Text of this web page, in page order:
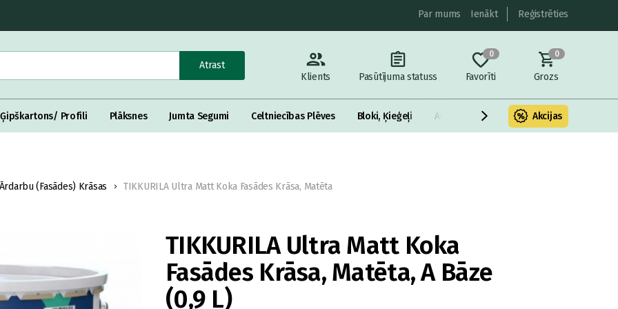
Par mums Ienākt Reģistrēties
Atrast
Klients
Pasūtījuma statuss
0
Favorīti
0
Grozs
Ģipškartons/ Profili Plāksnes Jumta Segumi Celtniecības Plēves Bloki, Ķieģeļi Armatūra un metāls Fasādes
Akcijas
(Fasādes) Krāsas TIKKURILA Ultra Matt Koka Fasādes Krāsa, Matēta
TIKKURILA Ultra Matt Koka
Fasādes Krāsa, Matēta, A Bāze
(0,9 L)